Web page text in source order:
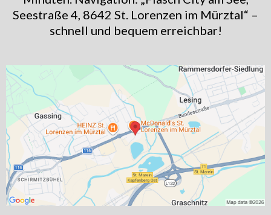
Seestraße 4, 8642 St. Lorenzen im Mürztal“ –
schnell und bequem erreichbar!